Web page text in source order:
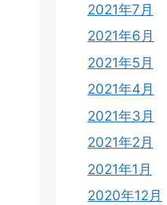
2021年7月
2021年6月
2021年5月
2021年4月
2021年3月
2021年2月
2021年1月
2020年12月